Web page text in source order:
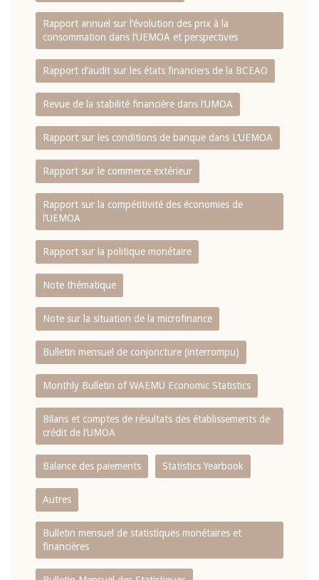
Rapport annuel sur l‘évolution des prix à la
consommation dans l‘UEMOA et perspectives
Rapport d‘audit sur les états financiers de la BCEAO
Revue de la stabilité financière dans l‘UMOA
Rapport sur les conditions de banque dans L‘UEMOA
Rapport sur le commerce extérieur
Rapport sur la compétitivité des économies de
l‘UEMOA
Rapport sur la politique monétaire
Note thématique
Note sur la situation de la microfinance
Bulletin mensuel de conjoncture (interrompu)
Monthly Bulletin of WAEMU Economic Statistics
Bilans et comptes de résultats des établissements de
crédit de l‘UMOA
Balance des paiements Statistics Yearbook
Autres
Bulletin mensuel de statistiques monétaires et
financières